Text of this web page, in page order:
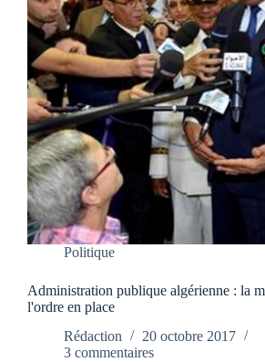
Politique
Administration publique algérienne : la
l'ordre en place
Rédaction
20 octobre 2017
3 commentaires